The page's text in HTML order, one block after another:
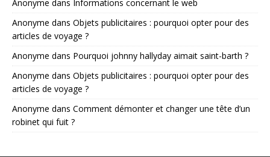
Anonyme dans Informations concernant le web
Anonyme dans Objets publicitaires : pourquoi opter pour des
articles de voyage ?
Anonyme dans Pourquoi johnny hallyday aimait saint-barth ?
Anonyme dans Objets publicitaires : pourquoi opter pour des
articles de voyage ?
Anonyme dans Comment démonter et changer une tête d’un
robinet qui fuit ?